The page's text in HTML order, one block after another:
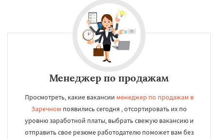
Менеджер по продажам
Просмотреть, какие вакансии менеджер по продажам в
Заречном появились сегодня , отсортировать их по
уровню заработной платы, выбрать свежую вакансию и
отправить свое резюме работодателю поможет вам без